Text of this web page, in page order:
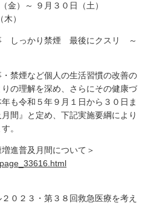
）～ ９月３０日（土）
）
しっかり禁煙 最後にクスリ ～
禁煙など個人の生活習慣の改善の
の理解を深め、さらにその健康づ
も令和５年９月１日から３０日ま
間』と定め、下記実施要綱により
。
進普及月間について＞
０２３・第３８回救急医療を考え